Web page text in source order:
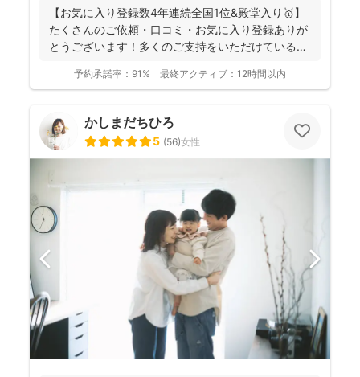
【お気に入り登録数4年連続全国1位&殿堂入り🥇】
たくさんのご依頼・口コミ・お気に入り登録ありが
とうございます！多くのご支持をいただけているこ
予約承諾率： 91% 最終アクティブ： 12時間以内
かしまだちひろ
5 (56)女性